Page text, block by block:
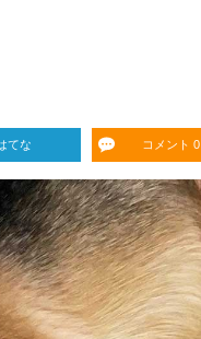
てな コメント 0